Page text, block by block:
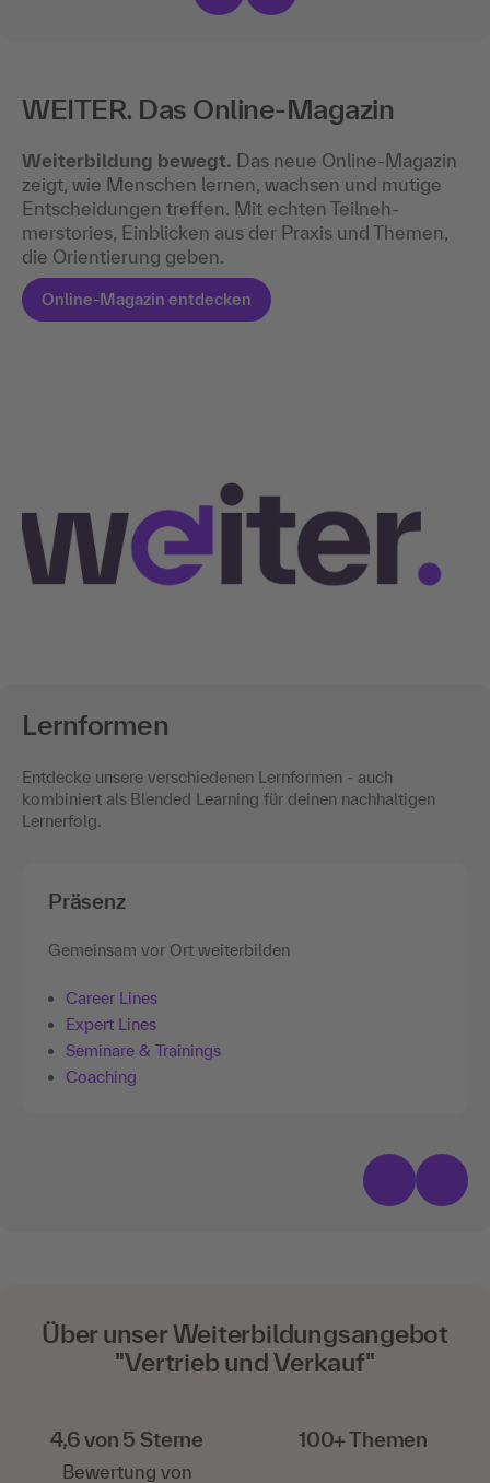
WEITER. Das Online-Magazin
Weiterbildung bewegt. Das neue Online-Magazin
zeigt, wie Menschen lernen, wachsen und mutige
Entscheidungen treffen. Mit echten Teilneh­
merstories, Einblicken aus der Praxis und Themen,
die Orientierung geben.
Online-Magazin entdecken
Lernformen
Entdecke unsere verschiedenen Lernformen - auch
kombiniert als Blended Learning für deinen nachhaltigen
Lernerfolg.
Präsenz
Gemeinsam vor Ort weiterbilden
Career Lines
Expert Lines
Seminare & Trainings
Coaching
Über unser Weiterbildungsangebot
"Vertrieb und Verkauf"
4,6 von 5 Sterne
Bewertung von
100+ Themen